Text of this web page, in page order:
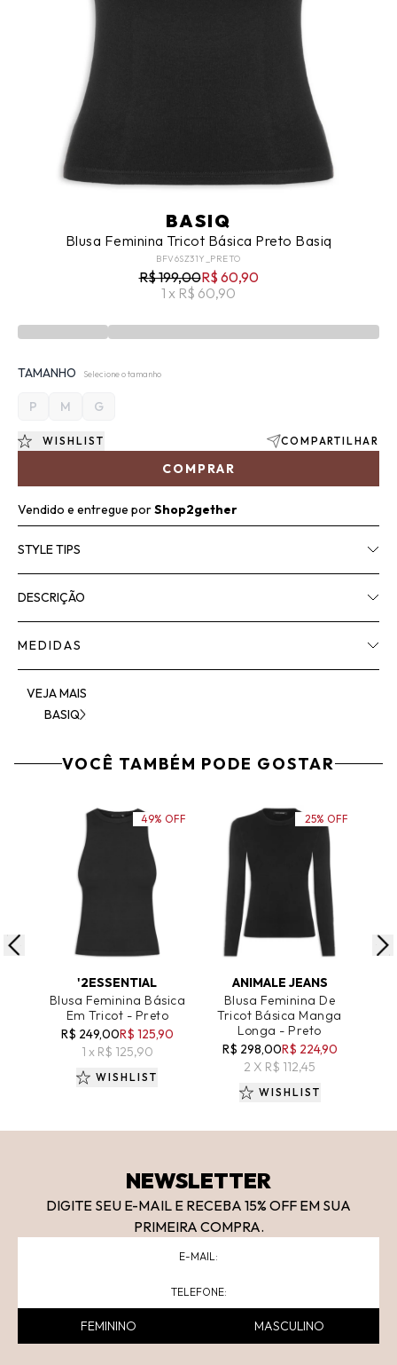
BASIQ
Blusa Feminina Tricot Básica Preto Basiq
BFV6SZ31Y_PRETO
R$ 199,00R$ 60,90
1 x R$ 60,90
TAMANHO Selecione o tamanho
P M G
COMPRAR
WISHLIST COMPARTILHAR
Vendido e entregue porShop2gether
STYLE TIPS
DESCRIÇÃO
MEDIDAS
VEJA MAIS
BASIQ
VOCÊ TAMBÉM PODE GOSTAR
ADICIONAR AO CARRINHO
'2ESSENTIAL
Blusa Feminina Básica
Em Tricot - Preto
R$ 249,00R$ 125,90
1 x R$ 125,90
49% OFF
WISHLIST
ADICIONAR AO CARRINHO
ANIMALE JEANS
Blusa Feminina De
Tricot Básica Manga
Longa - Preto
R$ 298,00R$ 224,90
2 X R$ 112,45
25% OFF
WISHLIST
NEWSLETTER
DIGITE SEU E-MAIL E RECEBA 15% OFF EM SUA
PRIMEIRA COMPRA.
FEMININO MASCULINO